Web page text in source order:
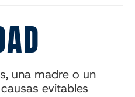
una madre o un
evitables